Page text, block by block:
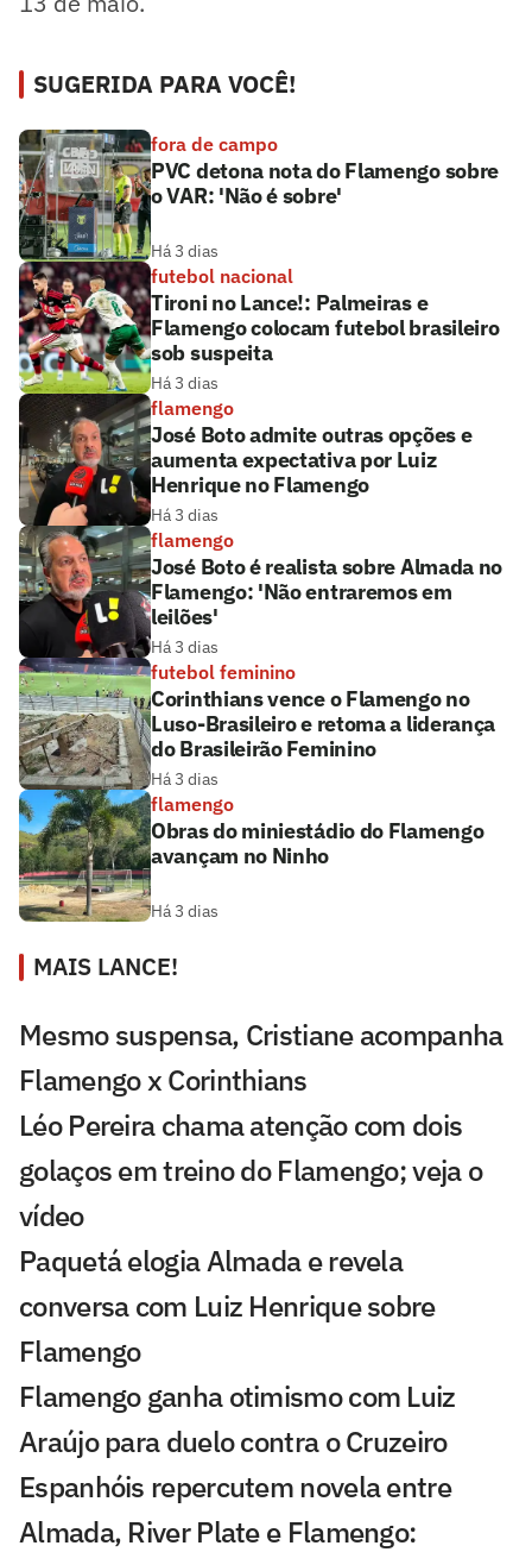
SUGERIDA PARA VOCÊ!
fora de campo
PVC detona nota do Flamengo sobre
o VAR: 'Não é sobre'
Há 3 dias
futebol nacional
Tironi no Lance!: Palmeiras e
Flamengo colocam futebol brasileiro
sob suspeita
Há 3 dias
flamengo
José Boto admite outras opções e
aumenta expectativa por Luiz
Henrique no Flamengo
Há 3 dias
flamengo
José Boto é realista sobre Almada no
Flamengo: 'Não entraremos em
leilões'
Há 3 dias
futebol feminino
Corinthians vence o Flamengo no
Luso-Brasileiro e retoma a liderança
do Brasileirão Feminino
Há 3 dias
flamengo
Obras do miniestádio do Flamengo
avançam no Ninho
Há 3 dias
MAIS LANCE!
Mesmo suspensa, Cristiane acompanha
Flamengo x Corinthians
Léo Pereira chama atenção com dois
golaços em treino do Flamengo; veja o
vídeo
Paquetá elogia Almada e revela
conversa com Luiz Henrique sobre
Flamengo
Flamengo ganha otimismo com Luiz
Araújo para duelo contra o Cruzeiro
Espanhóis repercutem novela entre
Almada, River Plate e Flamengo: